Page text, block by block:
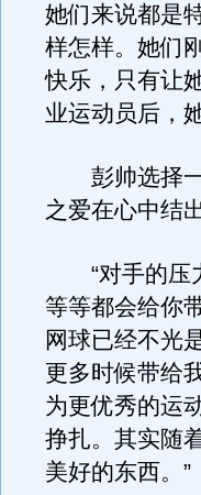
她们来说都是
样怎样。她们
快乐，只有让
业运动员后，
彭帅选择一
之爱在心中结
“对手的压力
等等都会给你
网球已经不光
更多时候带给
为更优秀的运
挣扎。其实随
美好的东西。”